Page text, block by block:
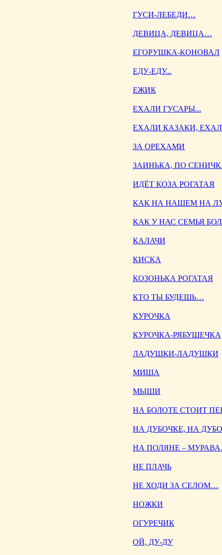
ГУСИ-ЛЕБЕДИ…
ДЕВИЦА, ДЕВИЦА…
ЕГОРУШКА-КОНОВАЛ
ЕДУ-ЕДУ...
ЕЖИК
ЕХАЛИ ГУСАРЫ...
ЕХАЛИ КАЗАКИ,
ЗА ОРЕХАМИ
ЗАИНЬКА, ПО
ИДЁТ КОЗА РОГАТАЯ
КАК НА НАШЕМ НА
КАК У НАС СЕМЬЯ
КАЛАЧИ
КИСКА
КОЗОНЬКА РОГАТАЯ
КТО ТЫ БУДЕШЬ…
КУРОЧКА
КУРОЧКА-РЯБУШЕЧКА
ЛАДУШКИ-ЛАДУШКИ
МИША
МЫШИ
НА БОЛОТЕ СТОИТ
НА ДУБОЧКЕ, НА
НА ПОЛЯНЕ –
НЕ ПЛАЧЬ
НЕ ХОДИ ЗА СЕЛОМ…
НОЖКИ
ОГУРЕЧИК
ОЙ, ДУ-ДУ